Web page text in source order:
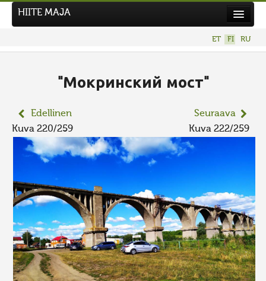
UUSI KUVAKILPAILU
AIEMMAT KILPAILUT
HIITE MAJA
ET FI RU
"Мокринский мост"
Edellinen
Kuva 220/259
Seuraava
Kuva 222/259